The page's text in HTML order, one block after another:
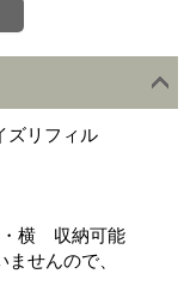
ズリフィル
・横 収納可能
せんので、